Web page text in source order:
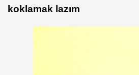
koklamak lazım